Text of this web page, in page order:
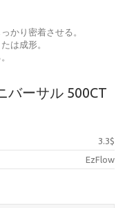
かり密着させる。
は成形。
バーサル 500CT
3.3$
EzFlow